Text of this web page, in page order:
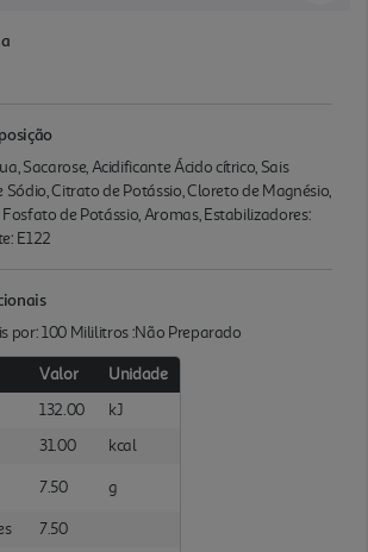
Sacarose, Acidificante Ácido cítrico, Sais
Citrato de Potássio, Cloreto de Magnésio,
de Potássio, Aromas, Estabilizadores:
E122
por: 100 Mililitros :Não Preparado
Valor
Unidade
132.00
kJ
31.00
kcal
7.50 g
7.50